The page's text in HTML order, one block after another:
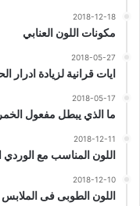
2018-12-18
مكونات اللون العنابي
2018-05-27
ايات قرانية لزيادة ادرار
2018-05-17
ما الذي يبطل مفعول الخمر
2018-12-11
اللون المناسب مع الوردي
2018-12-10
اللون الطوبى فى الملابس